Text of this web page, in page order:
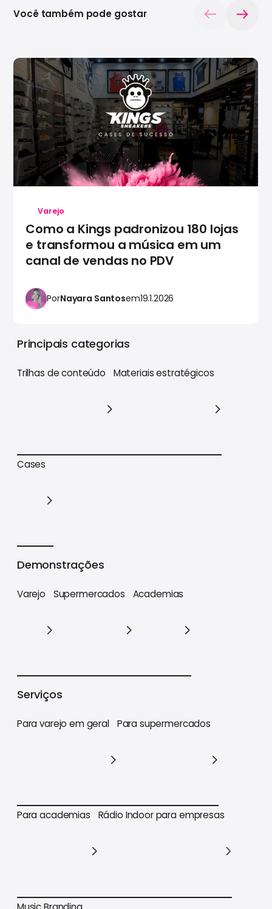
Varejo
Como a Kings padronizou 180 lojas
e transformou a música em um
canal de vendas no PDV
PorNayara Santosem19.1.2026
Você também pode gostar
Principais categorias
Trilhas de conteúdo
Trilhas de conteúdo
Materiais estratégicos
Cases
Demonstrações
Varejo Supermercados Academias
Serviços
Para varejo em geral
Para varejo em geral
Para supermercados
Para supermercados
Para academias
Para academias
Rádio Indoor para empresas